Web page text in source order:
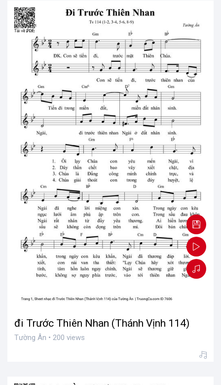
đi Trước Thiên Nhan (Thánh Vịnh 114)
Tường Ân • 200 views